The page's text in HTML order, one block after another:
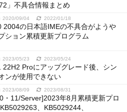
」不具合情報まとめ
2020/09/04 2022/01/18
2004の日本語IMEの不具合がようや
ション累積更新プログラム
2023/05/23 2023/05/24
22H2 Proにアップグレード後、シン
ンが​使用できない
2023/08/09 2023/08/31
・11/Server]2023年8月累積更新プロ
、KB5029244、